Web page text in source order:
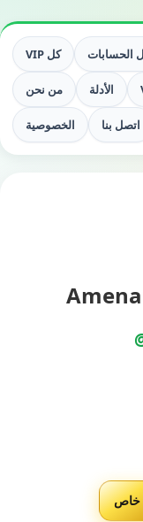
الحسابات كل VIP
الأدلة من نحن
اتصل بنا الخصوصية
خاص